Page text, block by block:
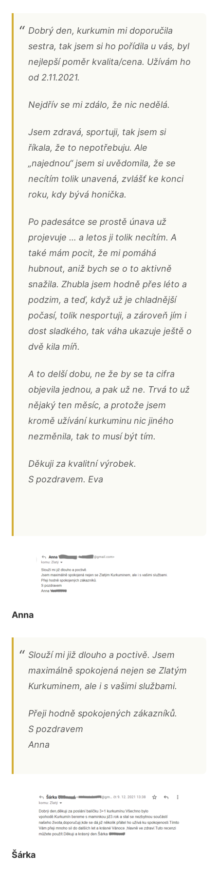
Dobrý den, kurkumin mi doporučila
sestra, tak jsem si ho pořídila u vás, byl
nejlepší poměr kvalita/cena. Užívám ho
od 2.11.2021.
Nejdřív se mi zdálo, že nic nedělá.
Jsem zdravá, sportuji, tak jsem si
říkala, že to nepotřebuju. Ale
„najednou“ jsem si uvědomila, že se
necítím tolik unavená, zvlášť ke konci
roku, kdy bývá honička.
Po padesátce se prostě únava už
projevuje … a letos ji tolik necítím. A
také mám pocit, že mi pomáhá
hubnout, aniž bych se o to aktivně
snažila. Zhubla jsem hodně přes léto a
podzim, a teď, když už je chladnější
počasí, tolik nesportuji, a zároveň jím i
dost sladkého, tak váha ukazuje ještě o
dvě kila míň.
A to delší dobu, ne že by se ta cifra
objevila jednou, a pak už ne. Trvá to už
nějaký ten měsíc, a protože jsem
kromě užívání kurkuminu nic jiného
nezměnila, tak to musí být tím.
Děkuji za kvalitní výrobek.
S pozdravem. Eva
Anna
Slouží mi již dlouho a poctivě. Jsem
maximálně spokojená nejen se Zlatým
Kurkuminem, ale i s vašimi službami.
Přeji hodně spokojených zákazníků.
S pozdravem
Anna
Šárka